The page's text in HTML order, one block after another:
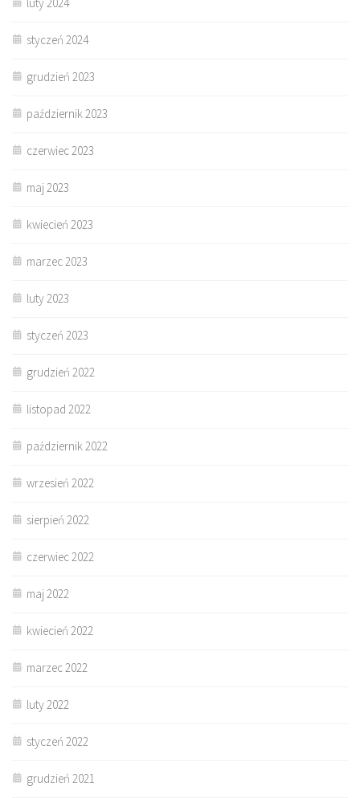
styczeń 2024
grudzień 2023
październik 2023
czerwiec 2023
maj 2023
kwiecień 2023
marzec 2023
luty 2023
styczeń 2023
grudzień 2022
listopad 2022
październik 2022
wrzesień 2022
sierpień 2022
czerwiec 2022
maj 2022
kwiecień 2022
marzec 2022
luty 2022
styczeń 2022
grudzień 2021